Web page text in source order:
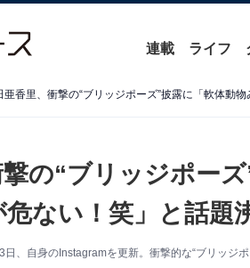
連載 ライフ
亜香里、衝撃の“ブリッジポーズ”披露に「軟体動
の“ブリッジポー
ない！笑」と話題
、自身のInstagramを更新。衝撃的な“ブリッジ